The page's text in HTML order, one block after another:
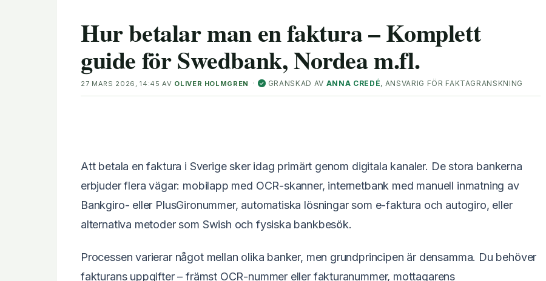
Hur betalar man en faktura – Komplett
guide för Swedbank, Nordea m.fl.
27 MARS 2026, 14:45 AV OLIVER HOLMGREN · ✓ GRANSKAD AV ANNA CREDÉ, ANSVARIG FÖR FAKTAGRANSKNING
Att betala en faktura i Sverige sker idag primärt genom digitala kanaler. De stora bankerna
erbjuder flera vägar: mobilapp med OCR-skanner, internetbank med manuell inmatning av
Bankgiro- eller PlusGironummer, automatiska lösningar som e-faktura och autogiro, eller
alternativa metoder som Swish och fysiska bankbesök.
Processen varierar något mellan olika banker, men grundprincipen är densamma. Du behöver
fakturans uppgifter – främst OCR-nummer eller fakturanummer, mottagarens